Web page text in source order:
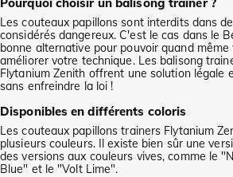
Les couteaux papillons sont interdits dans
considérés dangereux. C'est le cas dans le
bonne alternative pour pouvoir quand
améliorer votre technique. Les balisong
Flytanium Zenith offrent une solution légale
sans enfreindre la loi !
Disponibles en différents coloris
Les couteaux papillons trainers Flytanium
plusieurs couleurs. Il existe bien sûr une
des versions aux couleurs vives, comme le
Blue" et le "Volt Lime".